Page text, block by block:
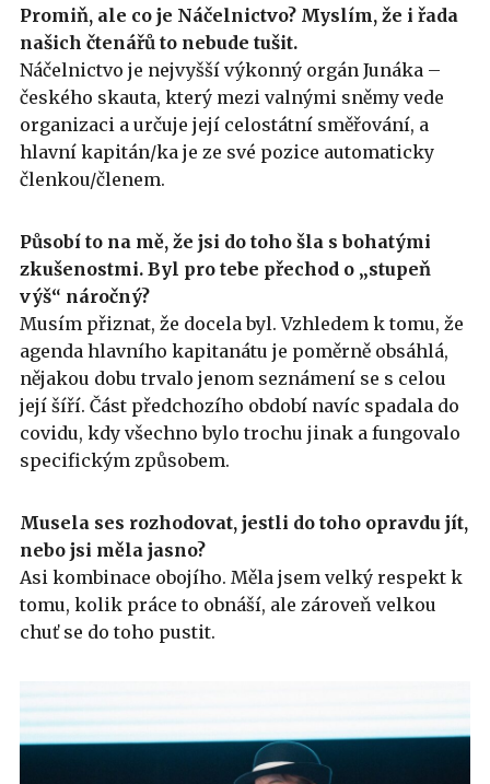
Promiň, ale co je Náčelnictvo? Myslím, že i řada
našich čtenářů to nebude tušit.
Náčelnictvo je nejvyšší výkonný orgán Junáka –
českého skauta, který mezi valnými sněmy vede
organizaci a určuje její celostátní směřování, a
hlavní kapitán/ka je ze své pozice automaticky
členkou/členem.
Působí to na mě, že jsi do toho šla s bohatými
zkušenostmi. Byl pro tebe přechod o „stupeň
výš“ náročný?
Musím přiznat, že docela byl. Vzhledem k tomu, že
agenda hlavního kapitanátu je poměrně obsáhlá,
nějakou dobu trvalo jenom seznámení se s celou
její šíří. Část předchozího období navíc spadala do
covidu, kdy všechno bylo trochu jinak a fungovalo
specifickým způsobem.
Musela ses rozhodovat, jestli do toho opravdu jít,
nebo jsi měla jasno?
Asi kombinace obojího. Měla jsem velký respekt k
tomu, kolik práce to obnáší, ale zároveň velkou
chuť se do toho pustit.